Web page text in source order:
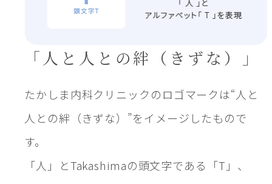
「人と人との絆（きずな）」
たかしま内科クリニックのロゴマークは“人と
人との絆（きずな）”をイメージしたもので
す。
「人」とTakashimaの頭文字である「T」、